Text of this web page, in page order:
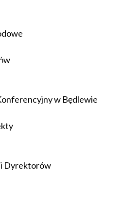
w Będlewie
i Dyrektorów